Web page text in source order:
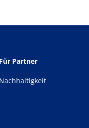
Für Partner
Nachhaltigkeit